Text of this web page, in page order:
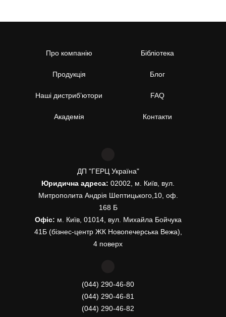
Про компанію
Продукція
Наші дистриб’ютори
Академія
Бібліотека
Блог
FAQ
Контакти
ДП "ГЕРЦ Україна"
Юридична адреса: 02002, м. Київ, вул.
Митрополита Андрія Шептицького,10, оф.
168 Б
Офіс: м. Київ, 01014, вул. Михайла Бойчука
41Б (бізнес-центр ЖК Новопечерська Вежа),
4 поверх
(044) 290-46-80
(044) 290-46-81
(044) 290-46-82